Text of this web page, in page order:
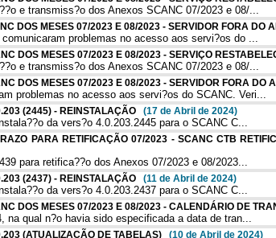
e transmiss?o dos Anexos SCANC 07/2023 e 08/...
DOS MESES 07/2023 E 08/2023 - SERVIDOR FORA DO
problemas no acesso aos servi?os do ...
DOS MESES 07/2023 E 08/2023 - SERVIÇO
e transmiss?o dos Anexos SCANC 07/2023 e 08/...
DOS MESES 07/2023 E 08/2023 - SERVIDOR FORA DO
problemas no acesso aos servi?os do SCANC. Veri...
(2445) - REINSTALAÇÃO (17 de Abril de 2024)
da vers?o 4.0.203.2445 para o SCANC C...
PARA RETIFICAÇÃO 07/2023 - SCANC CTB
para retifica??o dos Anexos 07/2023 e 08/2023...
(2437) - REINSTALAÇÃO (11 de Abril de 2024)
da vers?o 4.0.203.2437 para o SCANC C...
DOS MESES 07/2023 E 08/2023 - CALENDÁRIO DE
na qual n?o havia sido especificada a data de tran...
(ATUALIZAÇÃO DE TABELAS) (10 de Abril de 2024)